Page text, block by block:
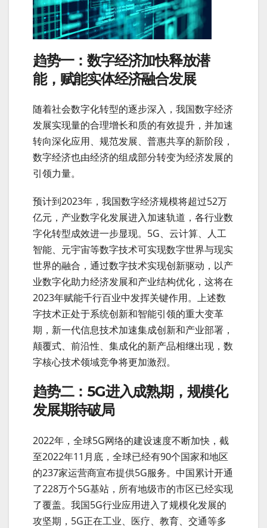
趋势一：数字经济加快释放潜
能，赋能实体经济融合发展
随着社会数字化转型的逐步深入，我国数字经济
发展实现量的合理增长和质的有效提升，并加速
转向深化应用、规范发展、普惠共享的新阶段，
数字经济也由经济的组成部分转变为经济发展的
引领力量。
预计到2023年，我国数字经济规模将超过52万
亿元，产业数字化发展进入加速轨道，各行业数
字化转型成效进一步显现。5G、云计算、人工
智能、元宇宙等数字技术可实现数字世界与现实
世界的融合，通过数字技术实现创新驱动，以产
业数字化助力经济发展和产业结构优化，这将在
2023年赋能千行百业中发挥关键作用。上述数
字技术正处于系统创新和智能引领的重大变革
期，新一代信息技术加速集成创新和产业部署，
颠覆式、前沿性、集成化的新产品相继出现，数
字核心技术领域竞争将更加激烈。
趋势二：5G进入成熟期，规模化
发展期待破局
2022年，全球5G网络的建设速度不断加快，截
至2022年11月底，全球已经有90个国家和地区
的237家运营商宣布提供5G服务。中国累计开通
了228万个5G基站，所有地级市的市区已经实现
了覆盖。我国5G行业应用进入了规模化发展的
攻坚期，5G正在工业、医疗、教育、交通等多